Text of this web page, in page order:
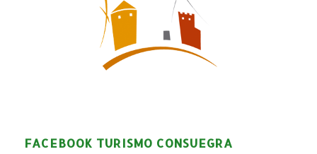
FACEBOOK TURISMO CONSUEGRA